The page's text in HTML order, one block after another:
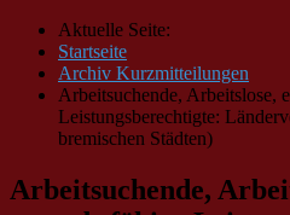
Aktuelle Seite:
Startseite
Archiv Kurzmitteilungen
Arbeitsuchende, Arbeitslose,
Leistungsberechtigte:
bremischen Städten)
Arbeitsuchende,